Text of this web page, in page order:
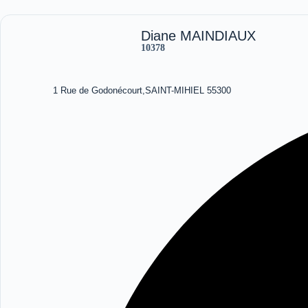
Diane MAINDIAUX
10378
1 Rue de Godonécourt,SAINT-MIHIEL 55300